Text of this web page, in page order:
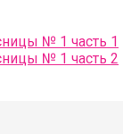
№ 1 часть 1
№ 1 часть 2